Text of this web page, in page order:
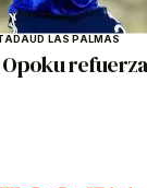
UD LAS PALMAS